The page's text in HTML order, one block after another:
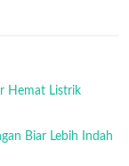
Hemat Listrik
Biar Lebih Indah